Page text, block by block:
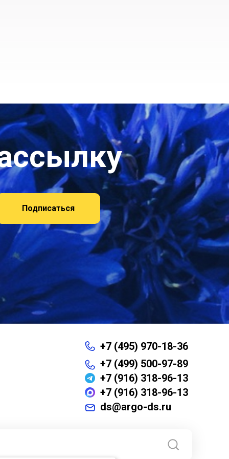
Подписаться
+7 (495) 970-18-36
+7 (499) 500-97-89
+7 (916) 318-96-13
+7 (916) 318-96-13
ds@argo-ds.ru